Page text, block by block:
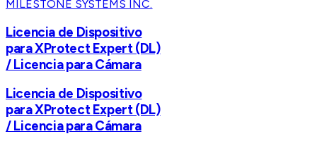
MILESTONE SYSTEMS INC.
Licencia de Dispositivo
para XProtect Expert (DL)
/ Licencia para Cámara
Licencia de Dispositivo
para XProtect Expert (DL)
/ Licencia para Cámara